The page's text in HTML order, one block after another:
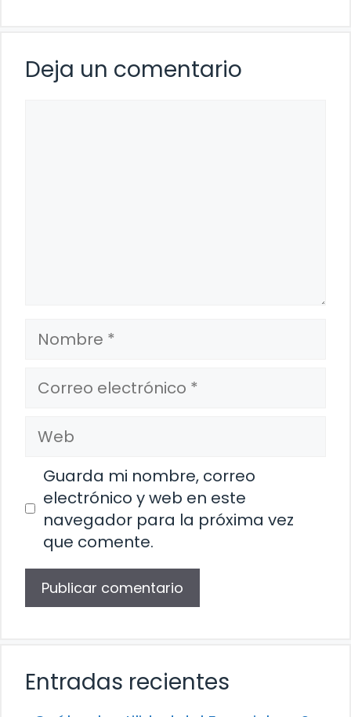
Deja un comentario
Nombre
Correo
electrónico
Web
Guarda mi nombre, correo
electrónico y web en este
navegador para la próxima vez
que comente.
Entradas recientes